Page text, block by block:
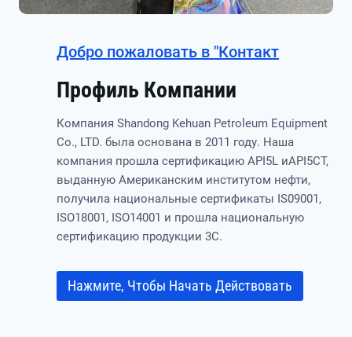
Добро пожаловать в "Контакт
Профиль Компании
Компания Shandong Kehuan Petroleum Equipment
Co., LTD. была основана в 2011 году. Наша
компания прошла сертификацию API5L иAPI5CT,
выданную Американским институтом нефти,
получила национальные сертификаты IS09001,
ISO18001, ISO14001 и прошла национальную
сертификацию продукции 3C.
Нажмите, Чтобы Начать Действовать